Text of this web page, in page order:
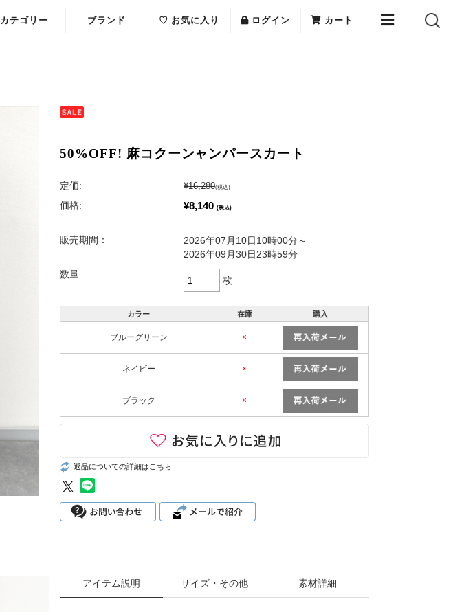
カテゴリー
ニット
カットソー
ボトムス・パンツ・スカート
バック
ぼうし
ブランド ♡ お気に入り ログイン カート
50%OFF! 麻コクーンャンパースカート
定価: ¥16,280(税込)
価格: ¥8,140 (税込)
販売期間：
2026年07月10日10時00分～
2026年09月30日23時59分
数量:
枚
カラー 在庫 購入
ブルーグリーン ×
ネイビー ×
ブラック ×
返品についての詳細はこちら
アイテム説明 サイズ・その他 素材詳細